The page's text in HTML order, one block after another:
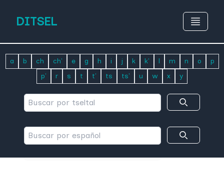
DITSEL
a b ch ch' e g h i j k k' l m n o
p
p'
r s t t' ts ts' u w x y